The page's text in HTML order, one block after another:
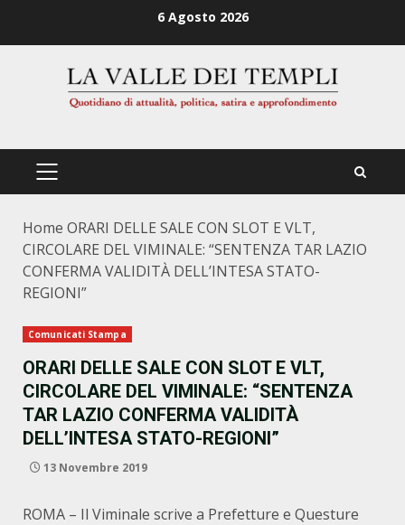
6 Agosto 2026
PRIMÄRES
Home ORARI DELLE SALE CON SLOT E VLT,
CIRCOLARE DEL VIMINALE: “SENTENZA TAR LAZIO
CONFERMA VALIDITÀ DELL’INTESA STATO-
REGIONI”
Comunicati Stampa
ORARI DELLE SALE CON SLOT E VLT,
CIRCOLARE DEL VIMINALE: “SENTENZA
TAR LAZIO CONFERMA VALIDITÀ
DELL’INTESA STATO-REGIONI”
13 Novembre 2019
ROMA – Il Viminale scrive a Prefetture e Questure